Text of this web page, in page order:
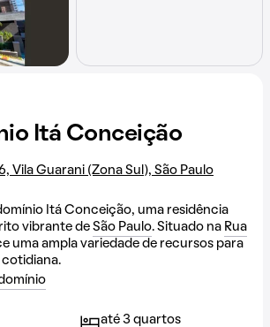
Itá Conceição
Vila Guarani (Zona Sul), São Paulo
Itá Conceição, uma residência
vibrante de São Paulo. Situado na Rua
uma ampla variedade de recursos para
cotidiana.
até 3 quartos